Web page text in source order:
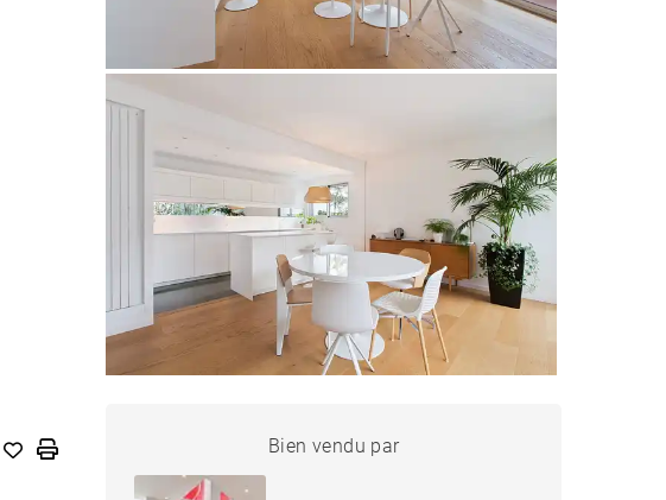
APPARTEMENT BIARRITZ -
73 M²
Bien vendu par